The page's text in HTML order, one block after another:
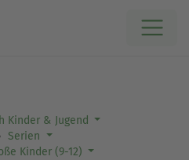
Kinder & Jugend
Serien
Kinder (9-12)